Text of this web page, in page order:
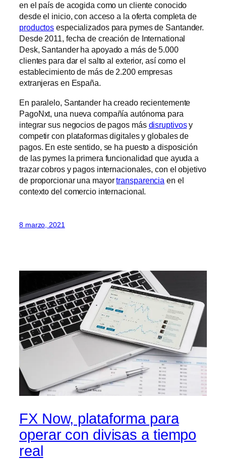
en el país de acogida como un cliente conocido
desde el inicio, con acceso a la oferta completa de
productos especializados para pymes de Santander.
Desde 2011, fecha de creación de International
Desk, Santander ha apoyado a más de 5.000
clientes para dar el salto al exterior, así como el
establecimiento de más de 2.200 empresas
extranjeras en España.
En paralelo, Santander ha creado recientemente
PagoNxt, una nueva compañía autónoma para
integrar sus negocios de pagos más disruptivosy
competir con plataformas digitales y globales de
pagos. En este sentido, se ha puesto a disposición
de las pymes la primera funcionalidad que ayuda a
trazar cobros y pagos internacionales, con el objetivo
de proporcionar una mayortransparencia en el
contexto del comercio internacional.
8 marzo, 2021
FX Now, plataforma para
operar con divisas a tiempo
real